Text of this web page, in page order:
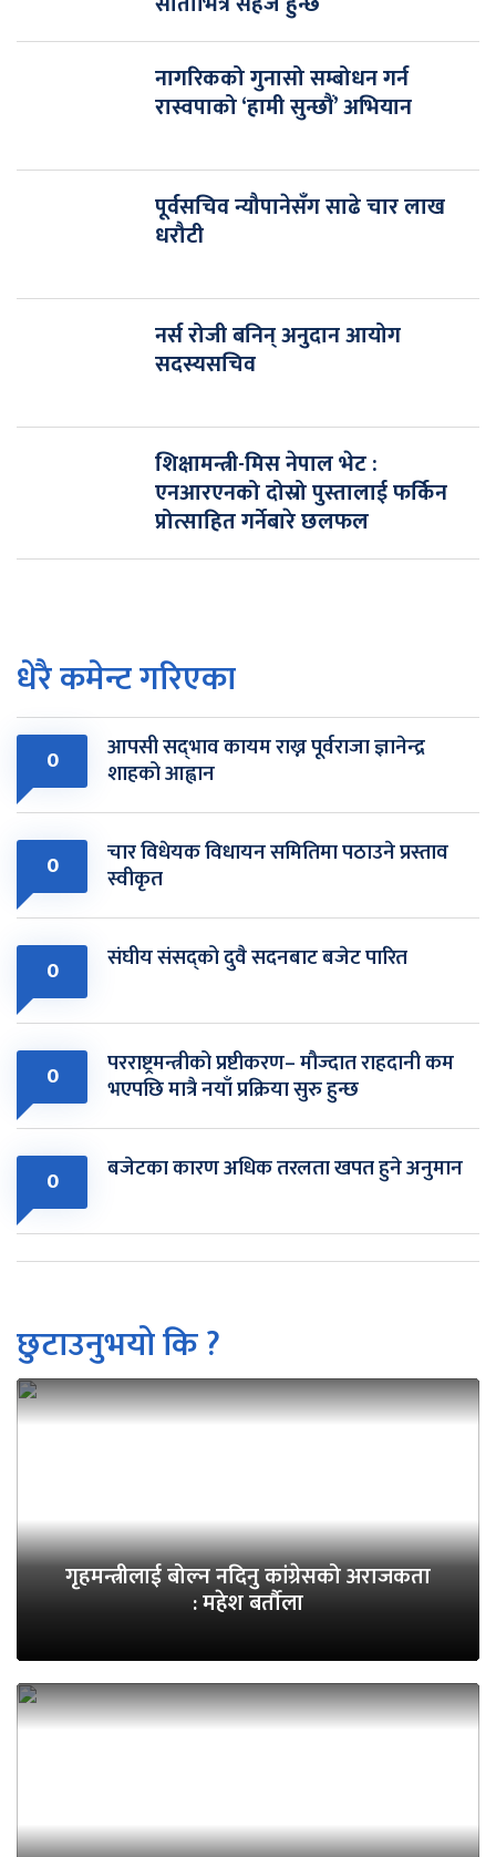
नागरिकको गुनासो सम्बोधन गर्न
रास्वपाको ‘हामी सुन्छौं’ अभियान
पूर्वसचिव न्यौपानेसँग साढे चार लाख
धरौटी
नर्स रोजी बनिन् अनुदान आयोग
सदस्यसचिव
शिक्षामन्त्री-मिस नेपाल भेट :
एनआरएनको दोस्रो पुस्तालाई फर्किन
प्रोत्साहित गर्नेबारे छलफल
धेरै कमेन्ट गरिएका
0 आपसी सद्‌भाव कायम राख्न पूर्वराजा ज्ञानेन्द्र
शाहको आह्वान
0 चार विधेयक विधायन समितिमा पठाउने प्रस्ताव
स्वीकृत
0 संघीय संसद्को दुवै सदनबाट बजेट पारित
0 परराष्ट्रमन्त्रीको प्रष्टीकरण– मौज्दात राहदानी कम
भएपछि मात्रै नयाँ प्रक्रिया सुरु हुन्छ
0 बजेटका कारण अधिक तरलता खपत हुने अनुमान
छुटाउनुभयो कि ?
गृहमन्त्रीलाई बोल्न नदिनु कांग्रेसको अराजकता
: महेश बर्तौला